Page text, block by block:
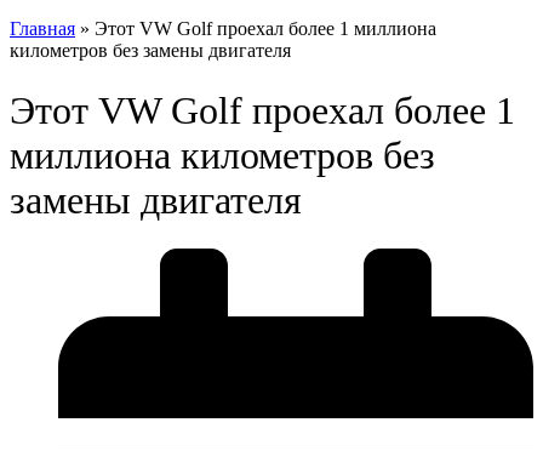
Главная » Этот VW Golf проехал более 1 миллиона
километров без замены двигателя
Этот VW Golf проехал более 1
миллиона километров без
замены двигателя